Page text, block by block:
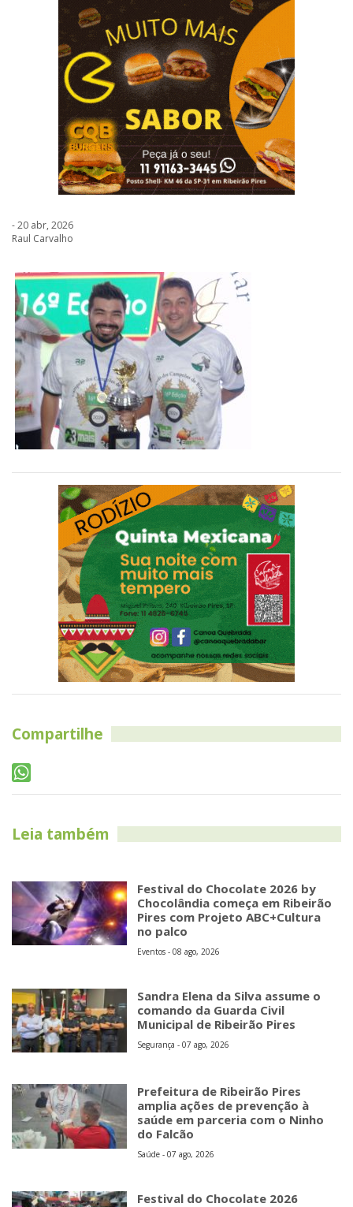
- 20 abr, 2026
Raul Carvalho
Compartilhe
Leia também
Festival do Chocolate 2026 by
Chocolândia começa em Ribeirão
Pires com Projeto ABC+Cultura
no palco
Eventos - 08 ago, 2026
Sandra Elena da Silva assume o
comando da Guarda Civil
Municipal de Ribeirão Pires
Segurança - 07 ago, 2026
Prefeitura de Ribeirão Pires
amplia ações de prevenção à
saúde em parceria com o Ninho
do Falcão
Saúde - 07 ago, 2026
Festival do Chocolate 2026